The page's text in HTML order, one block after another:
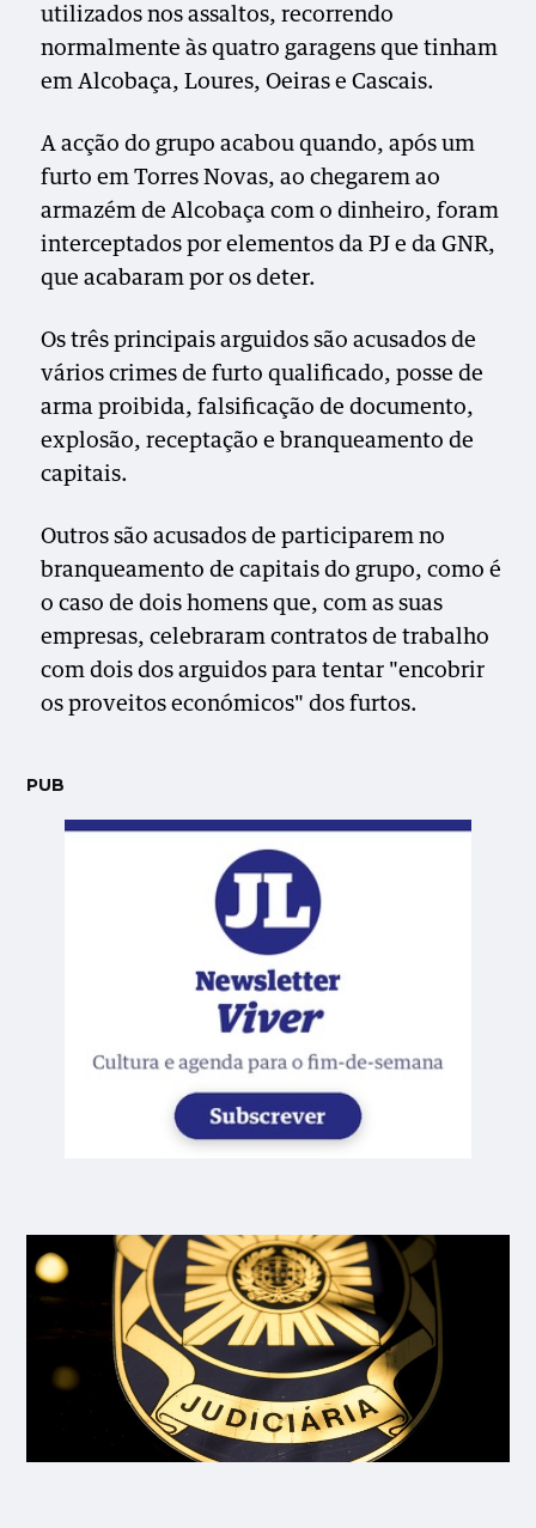
utilizados nos assaltos, recorrendo
normalmente às quatro garagens que tinham
em Alcobaça, Loures, Oeiras e Cascais.
A acção do grupo acabou quando, após um
furto em Torres Novas, ao chegarem ao
armazém de Alcobaça com o dinheiro, foram
interceptados por elementos da PJ e da GNR,
que acabaram por os deter.
Os três principais arguidos são acusados de
vários crimes de furto qualificado, posse de
arma proibida, falsificação de documento,
explosão, receptação e branqueamento de
capitais.
Outros são acusados de participarem no
branqueamento de capitais do grupo, como é
o caso de dois homens que, com as suas
empresas, celebraram contratos de trabalho
com dois dos arguidos para tentar "encobrir
os proveitos económicos" dos furtos.
PUB